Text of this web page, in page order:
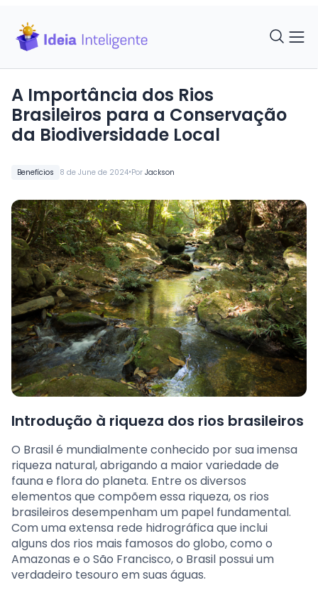
Benefícios 8 de June de 2024•Por Jackson
A Importância dos Rios
Brasileiros para a Conservação
da Biodiversidade Local
Introdução à riqueza dos rios brasileiros
O Brasil é mundialmente conhecido por sua imensa
riqueza natural, abrigando a maior variedade de
fauna e flora do planeta. Entre os diversos
elementos que compõem essa riqueza, os rios
brasileiros desempenham um papel fundamental.
Com uma extensa rede hidrográfica que inclui
alguns dos rios mais famosos do globo, como o
Amazonas e o São Francisco, o Brasil possui um
verdadeiro tesouro em suas águas.